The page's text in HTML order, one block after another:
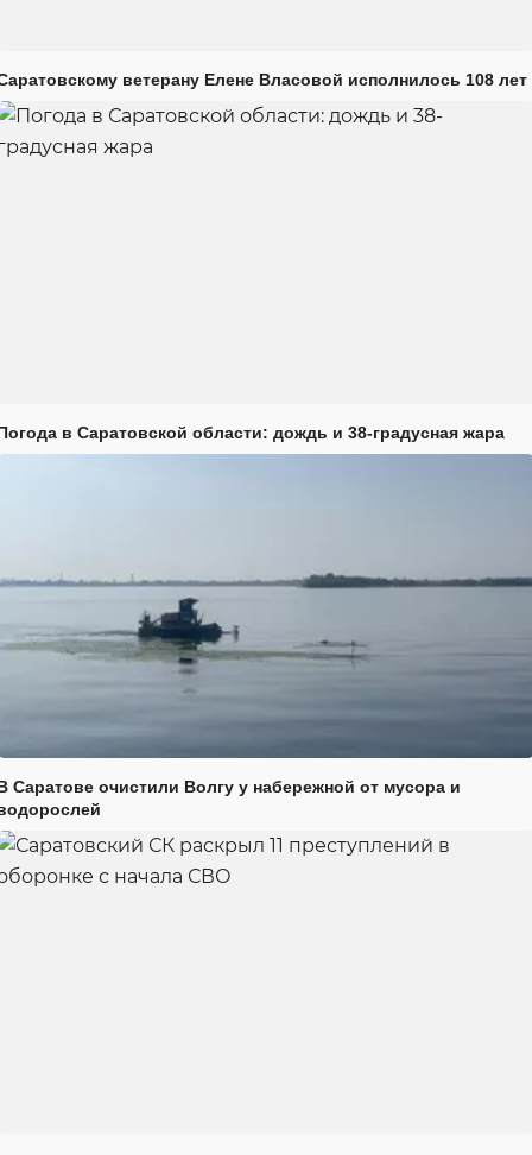
ветерану Елене Власовой исполнилось 108 лет
в Саратовской области: дождь и 38-градусная жара
Саратове очистили Волгу у набережной от мусора и